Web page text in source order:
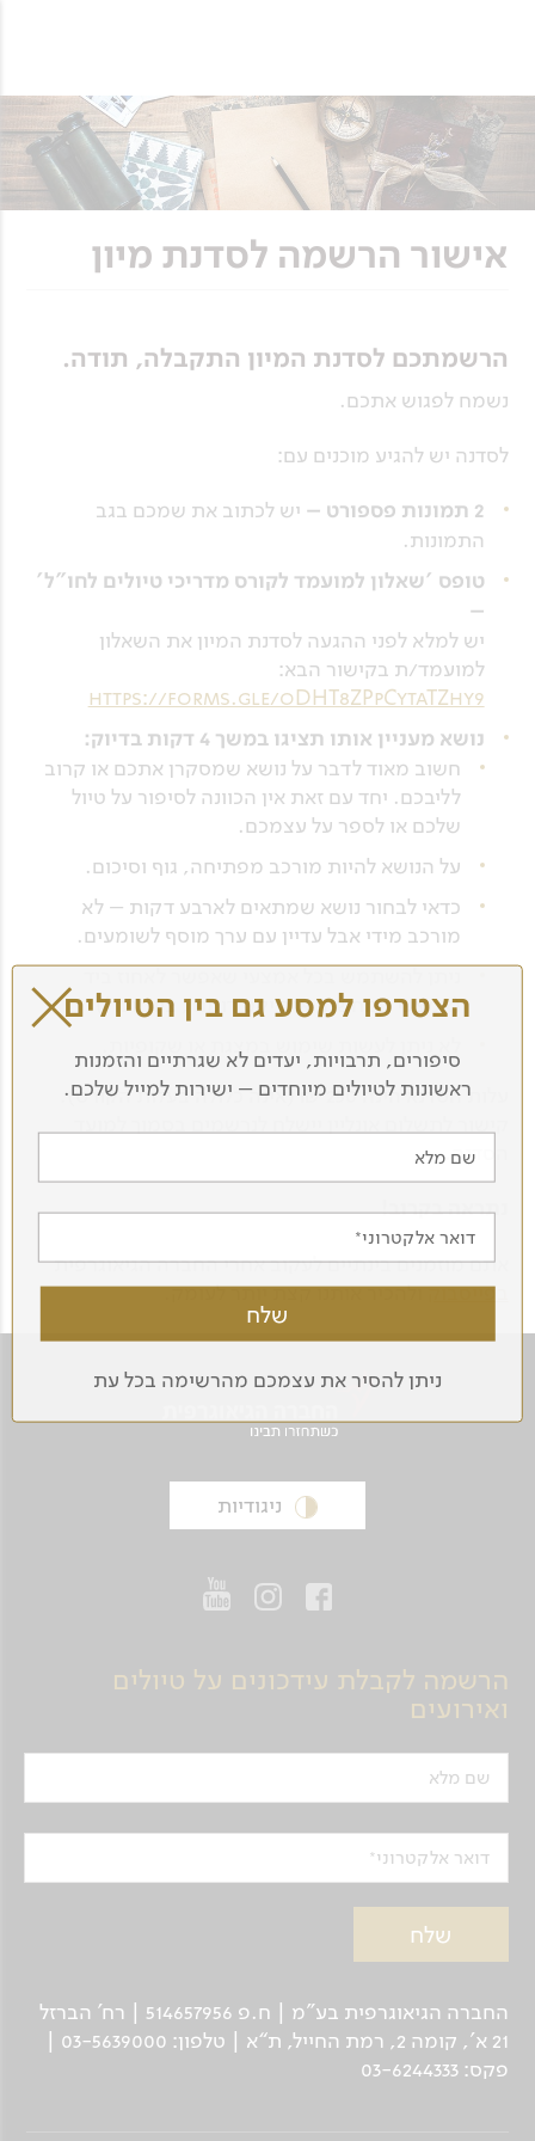
אישור הרשמה לסדנת מיון
הרשמתכם לסדנת המיון התקבלה, תודה.
נשמח לפגוש אתכם.
לסדנה יש להגיע מוכנים עם:
2 תמונות פספורט –
יש לכתוב את שמכם בגב
התמונות.
טופס 'שאלון למועמד לקורס מדריכי טיולים לחו"ל'
–
יש למלא לפני ההגעה לסדנת המיון את השאלון
למועמד/ת בקישור הבא:
https://forms.gle/oDHT8ZPpCytaTZhy9
נושא מעניין אותו תציגו במשך 4 דקות בדיוק:
חשוב מאוד לדבר על נושא שמסקרן אתכם או קרוב
לליבכם. יחד עם זאת אין הכוונה לסיפור על טיול
שלכם או לספר על עצמכם.
על הנושא להיות מורכב מפתיחה, גוף וסיכום.
כדאי לבחור נושא שמתאים לארבע דקות – לא
מורכב מידי אבל עדיין עם ערך מוסף לשומעים.
ניתן להשתמש בכל אמצעי שאפשר לאחוז ביד
(אמצעי המחשה, אובייקט דומם , ציור וכד').
לא ניתן לעשות שימוש במצגת או שקופיות.
עלות הסדנא הינה 250 ₪ (אינה כלולה בעלות הקורס).
קישור לתשלום אונליין יישלח לנרשמים בסמוך למועד
הסדנה.
נתראה בקרוב!
אתם מוזמנים בינתיים לעקוב אחרי החברה הגיאוגרפית
בפייסבוקולהכיר אותנו קצת יותר לעומק.
ניגודיות
הרשמה לקבלת עידכונים על טיולים
ואירועים
שם מלא
דואר אלקטרוני
החברה הגיאוגרפית בע"מ | ח.פ 514657956 | רח’ הברזל
21 א', קומה 2, רמת החייל, ת“א | טלפון: 03-5639000 |
פקס: 03-6244333
הצטרפו למסע גם בין הטיולים
סיפורים, תרבויות, יעדים לא שגרתיים והזמנות
ראשונות לטיולים מיוחדים – ישירות למייל שלכם.
שם מלא
דואר אלקטרוני
ניתן להסיר את עצמכם מהרשימה בכל עת